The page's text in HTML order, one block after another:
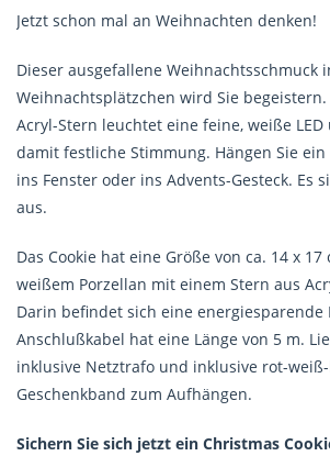
Jetzt schon mal an Weihnachten denken!
Dieser ausgefallene Weihnachtsschmuck
Weihnachtsplätzchen wird Sie
Acryl-Stern leuchtet eine feine, weiße
damit festliche Stimmung. Hängen Sie ein
ins Fenster oder ins Advents-Gesteck. Es
aus.
Das Cookie hat eine Größe von ca. 14 x
weißem Porzellan mit einem Stern aus
Darin befindet sich eine energiesparende
Anschlußkabel hat eine Länge von 5 m.
inklusive Netztrafo und inklusive rot-
Geschenkband zum Aufhängen.
Sichern Sie sich jetzt ein Christmas